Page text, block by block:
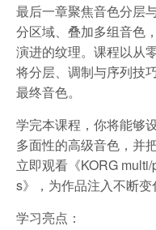
最后一章聚焦音色分层
分区域、叠加多组音色
演进的纹理。课程以从
将分层、调制与序列技
最终音色。
学完本课程，你将能够
多面性的高级音色，并
立即观看《KORG
s》，为作品注入不断变
学习亮点：